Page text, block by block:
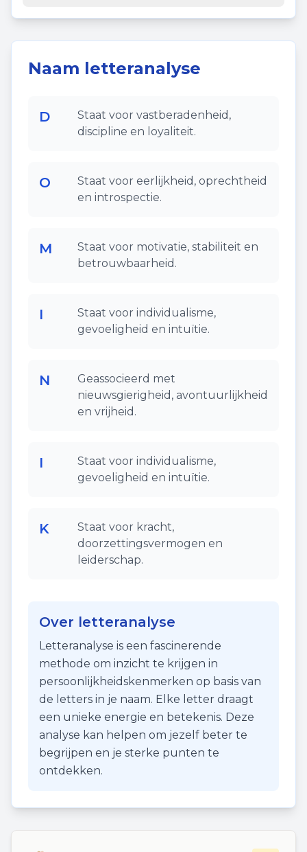
Naam letteranalyse
D
Staat voor vastberadenheid,
discipline en loyaliteit.
O
Staat voor eerlijkheid, oprechtheid
en introspectie.
M
Staat voor motivatie, stabiliteit en
betrouwbaarheid.
I
Staat voor individualisme,
gevoeligheid en intuïtie.
N
Geassocieerd met
nieuwsgierigheid, avontuurlijkheid
en vrijheid.
I
Staat voor individualisme,
gevoeligheid en intuïtie.
K
Staat voor kracht,
doorzettingsvermogen en
leiderschap.
Over letteranalyse
Letteranalyse is een fascinerende
methode om inzicht te krijgen in
persoonlijkheidskenmerken op basis van
de letters in je naam. Elke letter draagt
een unieke energie en betekenis. Deze
analyse kan helpen om jezelf beter te
begrijpen en je sterke punten te
ontdekken.